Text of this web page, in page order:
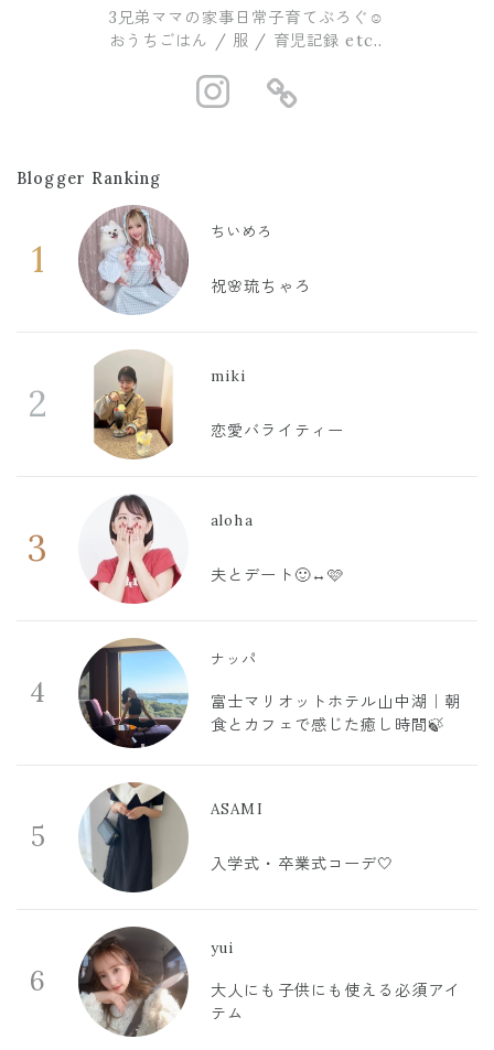
3兄弟ママの家事日常子育てぶろぐ☺︎
おうちごはん / 服 / 育児記録 etc..
https://
Blogger Ranking
1
ちいめろ
祝🌸琉ちゃろ
2
miki
恋愛バライティー
3
aloha
夫とデート🙂‍↔️🩷
4
ナッパ
富士マリオットホテル山中湖｜朝
食とカフェで感じた癒し時間🍃
5
ASAMI
入学式・卒業式コーデ🤍
6
yui
大人にも子供にも使える必須アイ
テム